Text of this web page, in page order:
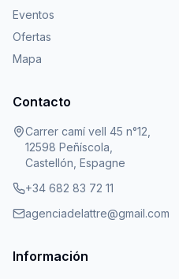
Eventos
Ofertas
Mapa
Contacto
Carrer camí vell 45 n°12,
12598 Peñíscola,
Castellón, Espagne
+34 682 83 72 11
agenciadelattre@gmail.com
Información